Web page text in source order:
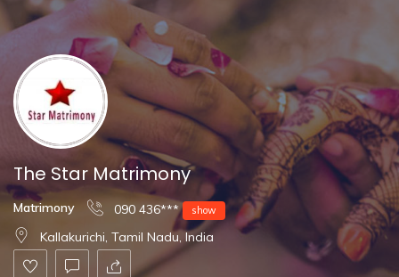
The Star Matrimony
Matrimony 090 436*** show
Kallakurichi, Tamil Nadu, India